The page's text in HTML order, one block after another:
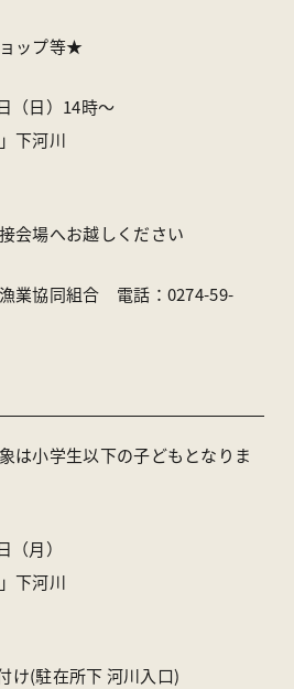
ップ等★
（日）14時〜
下河川
会場へお越しください
業協同組合 電話：0274-59-
は小学生以下の子どもとなりま
月）
下河川
在所下 河川入口)